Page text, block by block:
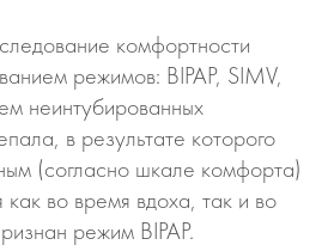
комфортности
режимов: BIPAP, SIMV,
неинтубированных
в результате которого
(согласно шкале комфорта)
во время вдоха, так и во
режим BIPAP.